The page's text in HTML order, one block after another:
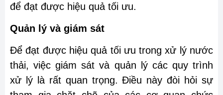
để đạt được hiệu quả tối ưu.
Quản lý và giám sát
Để đạt được hiệu quả tối ưu trong xử lý nước
thải, việc giám sát và quản lý các quy trình
xử lý là rất quan trọng. Điều này đòi hỏi sự